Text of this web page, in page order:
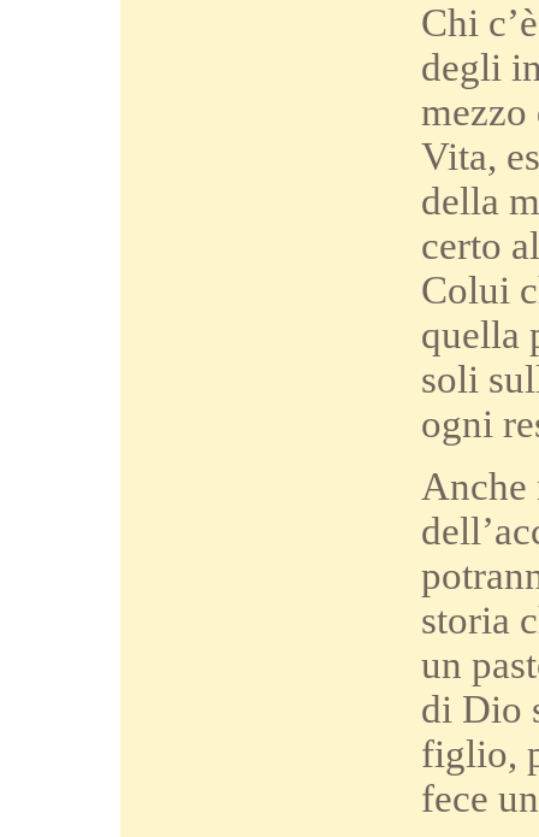
Chi
degli
mezzo
Vita,
della
certo
Colui
quella
soli
ogni
Anche
storia
un
di Dio
figlio,
fece